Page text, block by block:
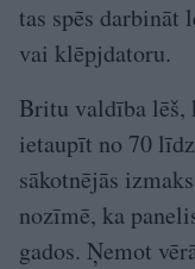
tas spēs darbināt
vai klēpjdatoru.
Britu valdība lēš,
ietaupīt no 70
sākotnējās
nozīmē, ka
gados. Ņemot